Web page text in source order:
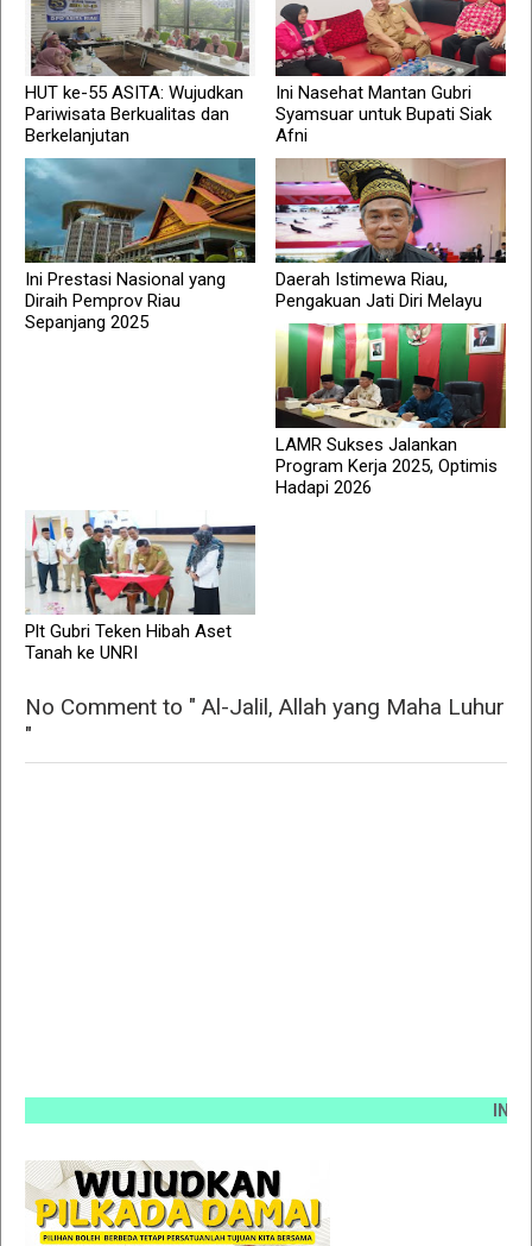
HUT ke-55 ASITA: Wujudkan
Pariwisata Berkualitas dan
Berkelanjutan
Ini Nasehat Mantan Gubri
Syamsuar untuk Bupati Siak
Afni
Ini Prestasi Nasional yang
Diraih Pemprov Riau
Sepanjang 2025
Daerah Istimewa Riau,
Pengakuan Jati Diri Melayu
LAMR Sukses Jalankan
Program Kerja 2025, Optimis
Hadapi 2026
Plt Gubri Teken Hibah Aset
Tanah ke UNRI
No Comment to " Al-Jalil, Allah yang Maha Luhur
"
INFO